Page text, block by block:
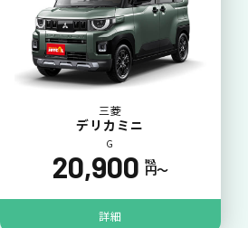
カードで支
普段のお買い物同様、お車の
ード払いが可能です。
三菱
デリカミニ
G
20,900 税込
円〜
詳細